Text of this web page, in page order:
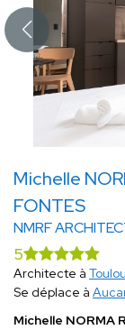
Michelle
FONTES
NMRF
5
Architecte à
Se déplace à
Michelle NORMA